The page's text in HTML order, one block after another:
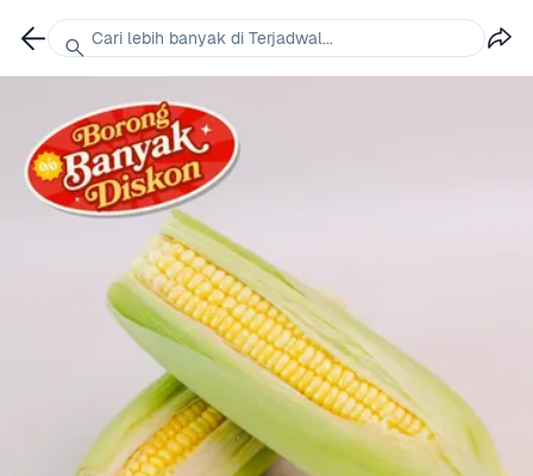
Cari lebih banyak di Terjadwal...